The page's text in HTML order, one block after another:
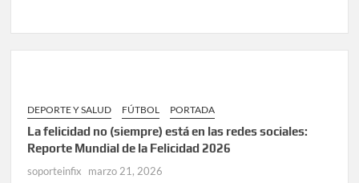
DEPORTE Y SALUD FÚTBOL PORTADA
La felicidad no (siempre) está en las redes sociales:
Reporte Mundial de la Felicidad 2026
soporteinfix marzo 21, 2026